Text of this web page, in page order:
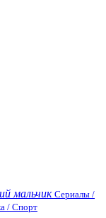
мальчик Сериалы /
/ Спорт